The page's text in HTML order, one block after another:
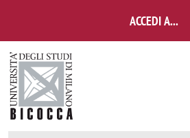
ACCEDI A...